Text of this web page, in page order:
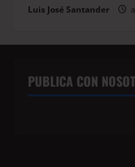
Luis José Santander
PUBLICA CON